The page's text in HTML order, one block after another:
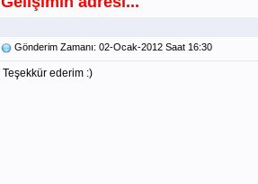
Gönderim Zamanı: 02-Ocak-2012 Saat 16:30
Teşekkür ederim :)